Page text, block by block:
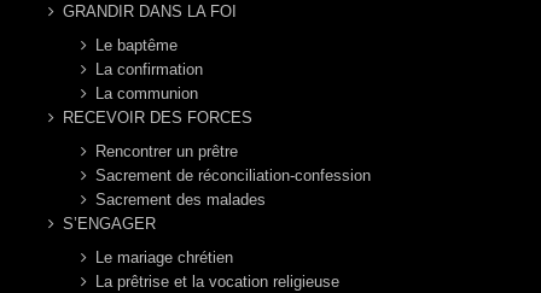
GRANDIR DANS LA FOI
Le baptême
La confirmation
La communion
RECEVOIR DES FORCES
Rencontrer un prêtre
Sacrement de réconciliation-confession
Sacrement des malades
S’ENGAGER
Le mariage chrétien
La prêtrise et la vocation religieuse